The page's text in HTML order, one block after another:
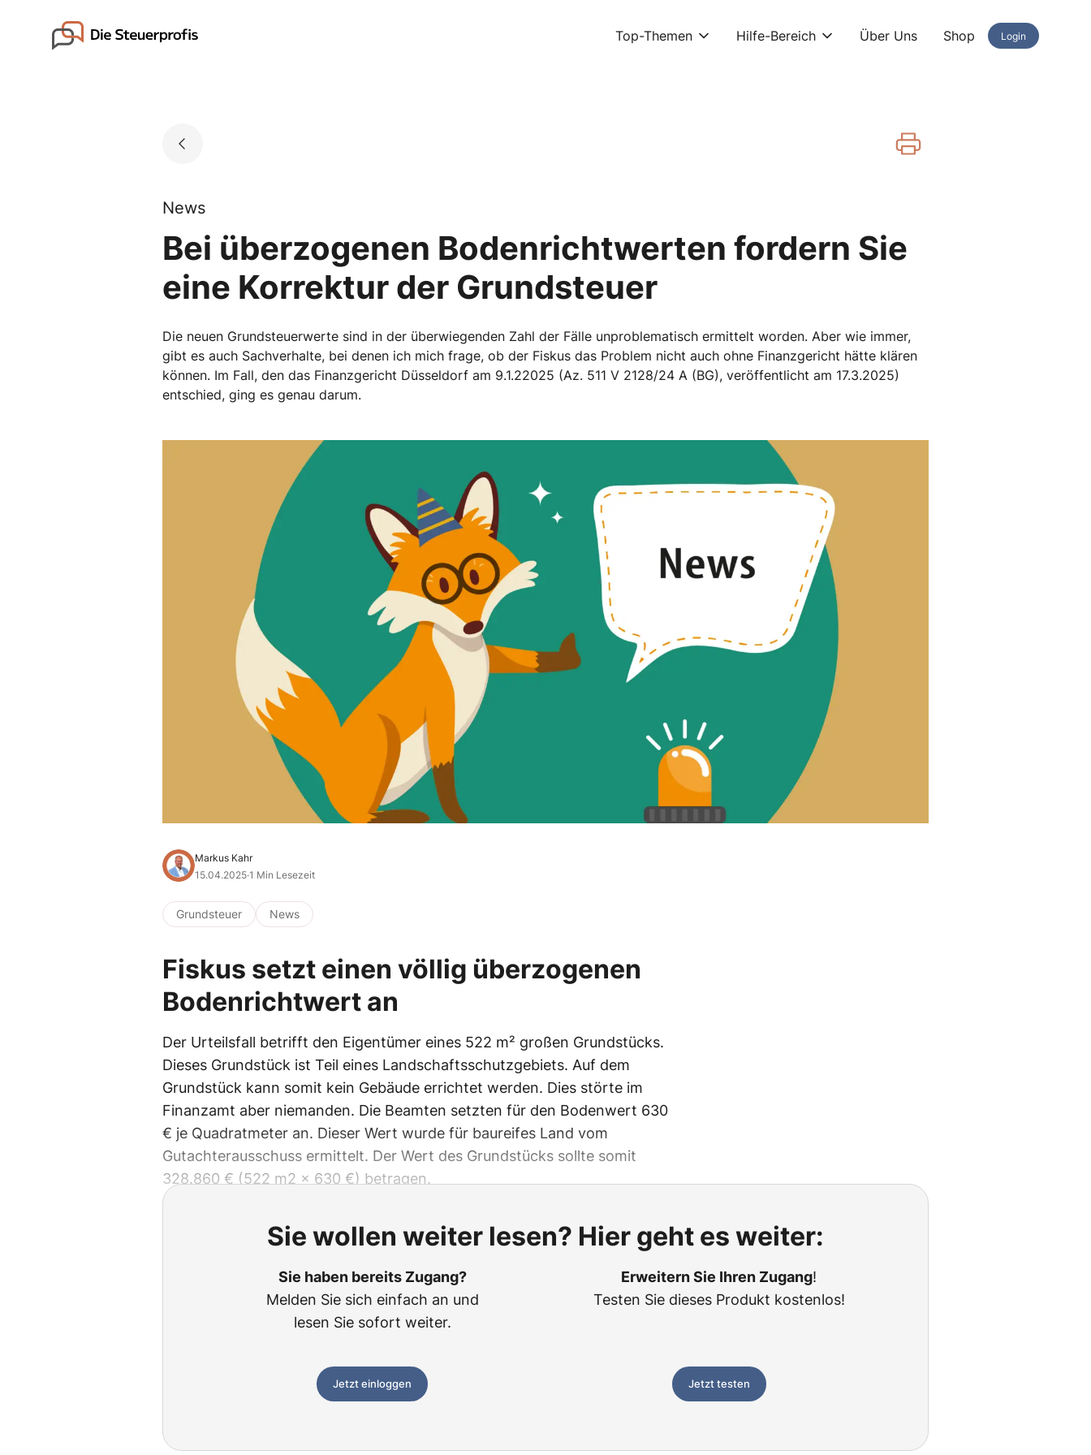
Go to landing page. Top-Themen Hilfe-Bereich Über Uns Shop Login
News
Bei überzogenen Bodenrichtwerten fordern Sie
eine Korrektur der Grundsteuer
Die neuen Grundsteuerwerte sind in der überwiegenden Zahl der Fälle unproblematisch ermittelt worden. Aber wie immer,
gibt es auch Sachverhalte, bei denen ich mich frage, ob der Fiskus das Problem nicht auch ohne Finanzgericht hätte klären
können. Im Fall, den das Finanzgericht Düsseldorf am 9.1.22025 (Az. 511 V 2128/24 A (BG), veröffentlicht am 17.3.2025)
entschied, ging es genau darum.
Markus Kahr
15.04.2025·1 Min Lesezeit
Grundsteuer News
Fiskus setzt einen völlig überzogenen
Bodenrichtwert an
Der Urteilsfall betrifft den Eigentümer eines 522 m² großen Grundstücks.
Dieses Grundstück ist Teil eines Landschaftsschutzgebiets. Auf dem
Grundstück kann somit kein Gebäude errichtet werden. Dies störte im
Finanzamt aber niemanden. Die Beamten setzten für den Bodenwert 630
€ je Quadratmeter an. Dieser Wert wurde für baureifes Land vom
Gutachterausschuss ermittelt. Der Wert des Grundstücks sollte somit
328.860 € (522 m2 x 630 €) betragen.
Sie wollen weiter lesen? Hier geht es weiter:
Sie haben bereits Zugang?
Melden Sie sich einfach an und
lesen Sie sofort weiter.
Erweitern Sie Ihren Zugang!
Testen Sie dieses Produkt kostenlos!
Jetzt einloggen Jetzt testen